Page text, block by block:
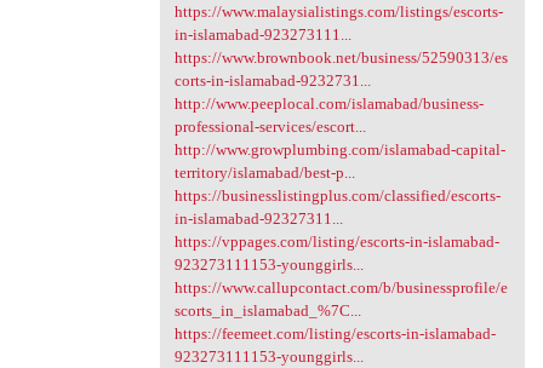
https://www.malaysialistings.com/listings/escorts-
in-islamabad-923273111...
https://www.brownbook.net/business/52590313/es
corts-in-islamabad-9232731...
http://www.peeplocal.com/islamabad/business-
professional-services/escort...
http://www.growplumbing.com/islamabad-capital-
territory/islamabad/best-p...
https://businesslistingplus.com/classified/escorts-
in-islamabad-92327311...
https://vppages.com/listing/escorts-in-islamabad-
923273111153-younggirls...
https://www.callupcontact.com/b/businessprofile/e
scorts_in_islamabad_%7C...
https://feemeet.com/listing/escorts-in-islamabad-
923273111153-younggirls...